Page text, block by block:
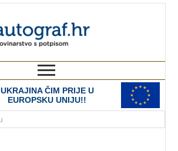
UKRAJINA ČIM PRIJE U
EUROPSKU UNIJU!!